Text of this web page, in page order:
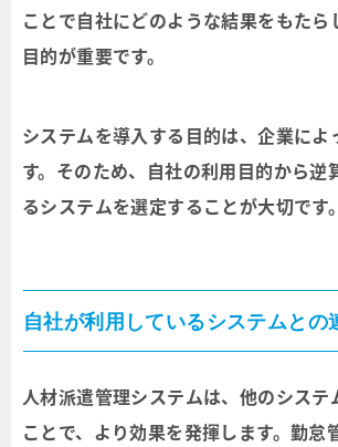
ことで自社にどのような結果をもたら
目的が重要です。
システムを導入する目的は、企業によ
す。そのため、自社の利用目的から逆
るシステムを選定することが大切です。
自社が利用しているシステムとの
人材派遣管理システムは、他のシステ
ことで、より効果を発揮します。勤怠